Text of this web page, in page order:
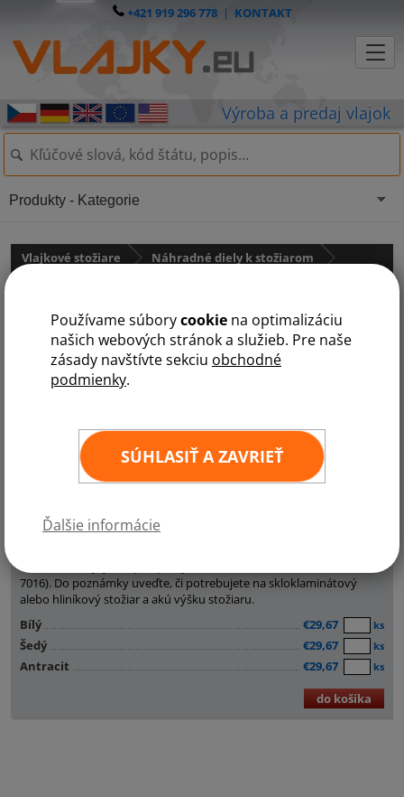
Používame súborycookie na optimalizáciu
našich webových stránok a služieb. Pre naše
zásady navštívte sekciu obchodné
podmienky.
SÚHLASIŤ A ZAVRIEŤ
Ďalšie informácie
+421 919 296 778| KONTAKT
Vlajkové stožiare
Náhradné diely k stožiarom
D K L N O P R S Ú V Z
Ponúkame kryty sklopné pätky v 3 farbách (biela, RAL 7040 a RAL
7016). Do poznámky uveďte, či potrebujete na skloklaminátový
alebo hliníkový stožiar a akú výšku stožiaru.
Bílý
€29,67 ks
Šedý €29,67 ks
Antracit €29,67 ks
do košíka
Produkty - Kategorie